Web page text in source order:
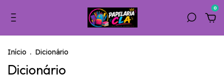
0
Início . Dicionário
Dicionário